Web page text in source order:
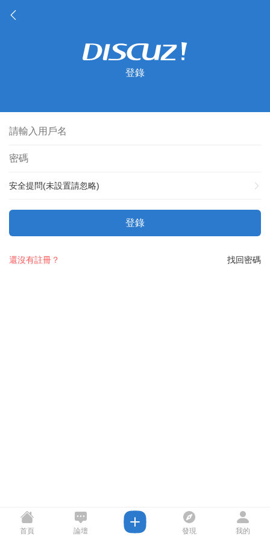
登錄
安全提問(未設置請忽略)
登錄
找回密碼
還沒有註冊？
首頁 論壇 發現 我的